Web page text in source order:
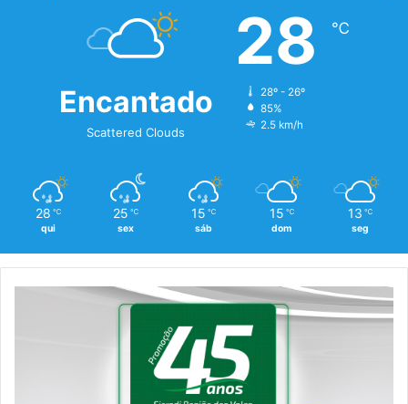
Encantado
Scattered Clouds
28 ℃
28º - 26º
85%
2.5 km/h
28 ℃
qui
25 ℃
sex
15 ℃
sáb
15 ℃
dom
13 ℃
seg